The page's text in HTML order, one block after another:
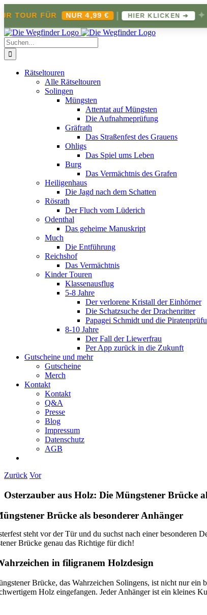
FÜR NUR 4,99 € | HIER KLICKEN ➔ ✦
Zum
Inhalt
springen
Suche
nach:
Rätseltouren
Alle Rätseltouren
Solingen
Müngsten
Attentat auf Müngsten
Die Aufnahmeprüfung
Gräfrath
Das Straßenfest des Grauens
Ohligs
Das Spiel ums Leben
Burg
Das Vermächtnis des Grafen
Heiligenhaus
Die Jagd nach dem Schatten
Rösrath
Der Fluch vom Lüderich
Odenthal
Das geheime Manuskript
Much
Die Entführung
Reichshof
Das Vermächtnis
Kinder Touren
Klassenausflug
5-8 Jahre
Der verlorene Kristall der Einhörner
Die Schatzsuche der Drachenritter
Papagei Schmidt und die
8-10 Jahre
Der Fall der Liewerfrau
Per App zurück in die Zukunft
Gutscheine und mehr
Gutscheine
Merch
Kontakt
Kontakt
Q&A
Presse
Blog
Impressum
Datenschutz
AGB
Zurück Vor
Osterzauber aus Holz: Die Müngstener Brücke
Brücke als besonderer Anhänger
steht vor der Tür und du suchst nach einer besonderen
Brücke genau das Richtige für dich!
in filigranem Holzdesign
Brücke, das Wahrzeichen Solingens, ist nicht nur
Holz eingefangen. Jeder Anhänger ist ein kleines